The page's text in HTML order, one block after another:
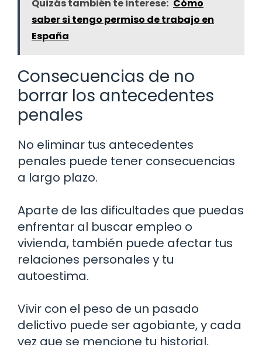
Quizás también te interese: Cómo
saber si tengo permiso de trabajo en
España
Consecuencias de no
borrar los antecedentes
penales
No eliminar tus antecedentes
penales puede tener consecuencias
a largo plazo.
Aparte de las dificultades que puedas
enfrentar al buscar empleo o
vivienda, también puede afectar tus
relaciones personales y tu
autoestima.
Vivir con el peso de un pasado
delictivo puede ser agobiante, y cada
vez que se mencione tu historial,